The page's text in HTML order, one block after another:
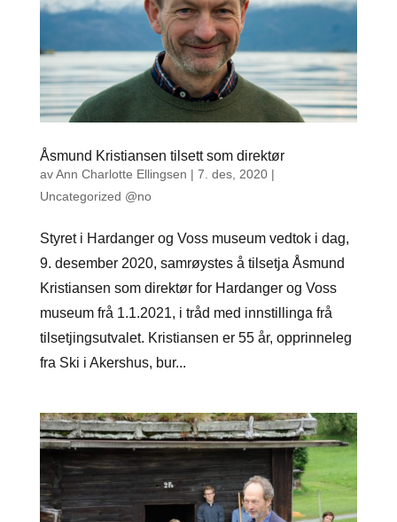
Åsmund Kristiansen tilsett som direktør
avAnn Charlotte Ellingsen | 7. des, 2020|
Uncategorized @no
Styret i Hardanger og Voss museum vedtok i dag,
9. desember 2020, samrøystes å tilsetja Åsmund
Kristiansen som direktør for Hardanger og Voss
museum frå 1.1.2021, i tråd med innstillinga frå
tilsetjingsutvalet. Kristiansen er 55 år, opprinneleg
fra Ski i Akershus, bur...